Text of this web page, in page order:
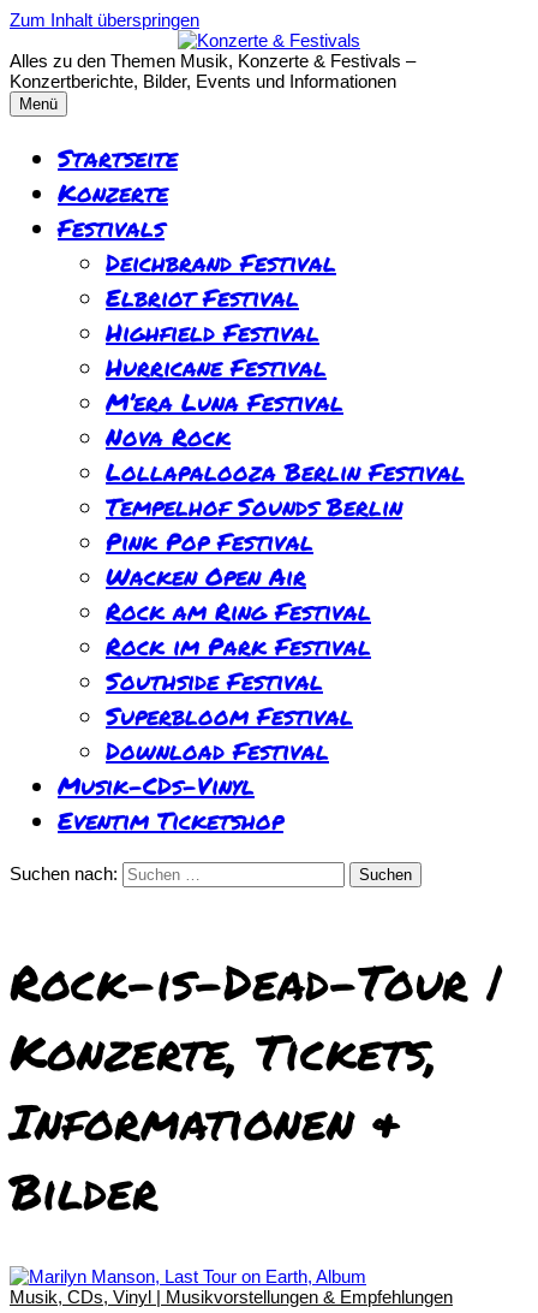
Zum Inhalt überspringen
Alles zu den Themen Musik, Konzerte & Festivals –
Konzertberichte, Bilder, Events und Informationen
Menü
Startseite
Konzerte
Festivals
Deichbrand Festival
Elbriot Festival
Highfield Festival
Hurricane Festival
M’era Luna Festival
Nova Rock
Lollapalooza Berlin Festival
Tempelhof Sounds Berlin
Pink Pop Festival
Wacken Open Air
Rock am Ring Festival
Rock im Park Festival
Southside Festival
Superbloom Festival
Download Festival
Musik-CDs-Vinyl
Eventim Ticketshop
Suchen nach:
Rock-is-Dead-Tour |
Konzerte, Tickets,
Informationen &
Bilder
Musik, CDs, Vinyl | Musikvorstellungen & Empfehlungen